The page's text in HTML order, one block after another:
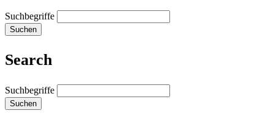
Suchbegriffe
Suchen
Search
Suchbegriffe
Suchen